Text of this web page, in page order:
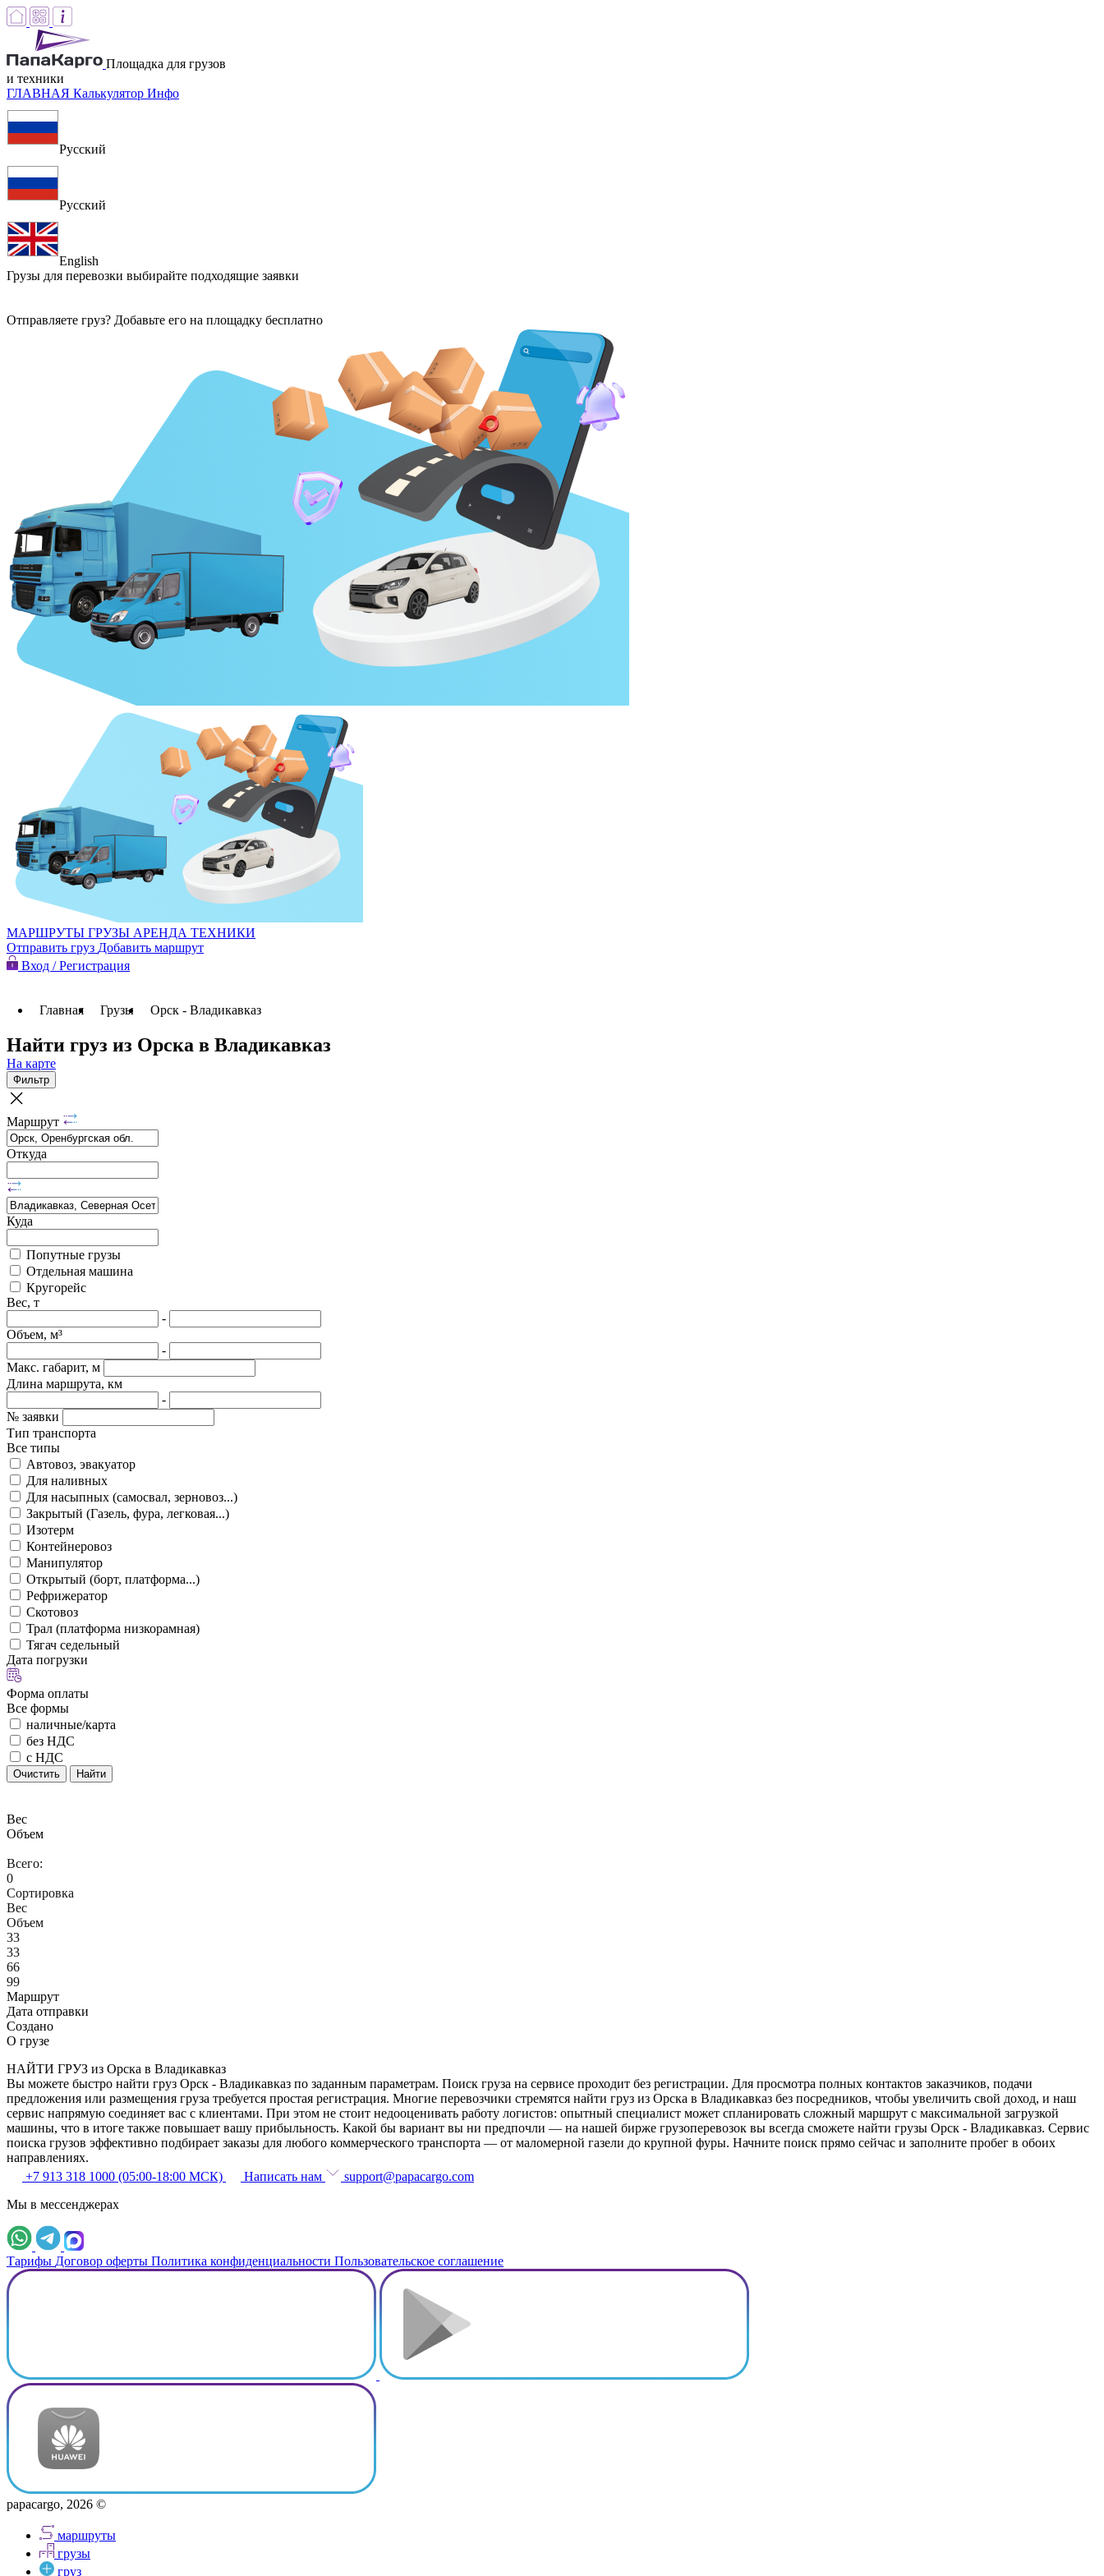
Площадка для грузов
и техники
ГЛАВНАЯ Калькулятор Инфо
Русский
Русский
English
Грузы для перевозки выбирайте подходящие заявки
Отправляете груз? Добавьте его на площадку бесплатно
МАРШРУТЫ ГРУЗЫ АРЕНДА ТЕХНИКИ
Отправить груз Добавить маршрут
Вход / Регистрация
Главная Грузы Орск - Владикавказ
Найти груз из Орска в Владикавказ
На карте
Фильтр
Маршрут
Откуда
Куда
Попутные грузы
Отдельная машина
Кругорейс
Вес, т
-
Объем, м³
-
Макс. габарит, м
Длина маршрута, км
-
№ заявки
Тип транспорта
Все типы
Автовоз, эвакуатор
Для наливных
Для насыпных (самосвал, зерновоз...)
Закрытый (Газель, фура, легковая...)
Изотерм
Контейнеровоз
Манипулятор
Открытый (борт, платформа...)
Рефрижератор
Скотовоз
Трал (платформа низкорамная)
Тягач седельный
Дата погрузки
Форма оплаты
Все формы
наличные/карта
без НДС
с НДС
Очистить Найти
Вес
Объем
Всего:
0
Сортировка
Вес
Объем
33
33
66
99
Маршрут
Дата отправки
Создано
О грузе
НАЙТИ ГРУЗ из Орска в Владикавказ
Вы можете быстро найти груз Орск - Владикавказ по заданным параметрам. Поиск груза на сервисе проходит без регистрации. Для просмотра полных контактов заказчиков, подачи
предложения или размещения груза требуется простая регистрация. Многие перевозчики стремятся найти груз из Орска в Владикавказ без посредников, чтобы увеличить свой доход, и наш
сервис напрямую соединяет вас с клиентами. При этом не стоит недооценивать работу логистов: опытный специалист может спланировать сложный маршрут с максимальной загрузкой
машины, что в итоге также повышает вашу прибыльность. Какой бы вариант вы ни предпочли — на нашей бирже грузоперевозок вы всегда сможете найти грузы Орск - Владикавказ. Сервис
поиска грузов эффективно подбирает заказы для любого коммерческого транспорта — от маломерной газели до крупной фуры. Начните поиск прямо сейчас и заполните пробег в обоих
направлениях.
+7 913 318 1000 (05:00-18:00 МСК)
Написать нам
support@papacargo.com
Мы в мессенджерах
Тарифы Договор оферты Политика конфиденциальности Пользовательское соглашение
papacargo, 2026 ©
маршруты
грузы
груз